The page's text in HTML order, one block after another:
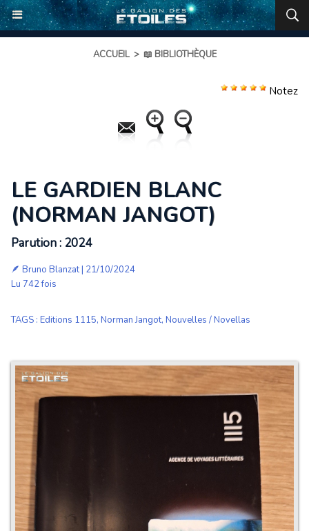
ACCUEIL > 📖 BIBLIOTHÈQUE
Notez
LE GARDIEN BLANC
(NORMAN JANGOT)
Parution : 2024
🪶 Bruno Blanzat| 21/10/2024
Lu 742 fois
TAGS : Editions 1115, Norman Jangot, Nouvelles / Novellas